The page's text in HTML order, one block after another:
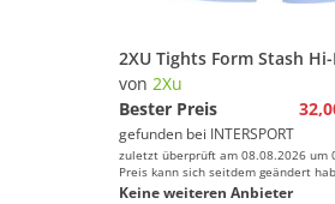
von 2Xu
Bester Preis
gefunden bei INTERSPORT
zuletzt überprüft am 08.08.2026 um
Preis kann sich seitdem geändert
Keine weiteren Anbieter